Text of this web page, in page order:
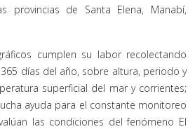
provincias de Santa Elena, Manabí,
cumplen su labor recolectando
días del año, sobre altura, periodo y
superficial del mar y corrientes;
ayuda para el constante monitoreo
las condiciones del fenómeno El